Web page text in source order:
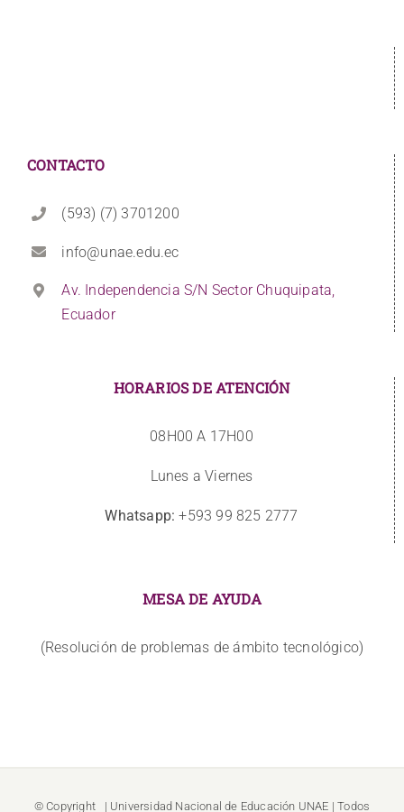
CONTACTO
(593) (7) 3701200
info@unae.edu.ec
Av. Independencia S/N Sector Chuquipata,
Ecuador
HORARIOS DE ATENCIÓN
08H00 A 17H00
Lunes a Viernes
Whatsapp: +593 99 825 2777
MESA DE AYUDA
(Resolución de problemas de ámbito tecnológico)
© Copyright | Universidad Nacional de Educación UNAE | Todos